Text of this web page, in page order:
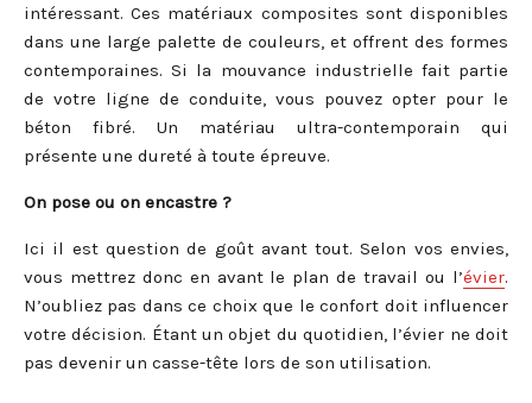
intéressant. Ces matériaux composites sont disponibles
dans une large palette de couleurs, et offrent des formes
contemporaines. Si la mouvance industrielle fait partie
de votre ligne de conduite, vous pouvez opter pour le
béton fibré. Un matériau ultra-contemporain qui
présente une dureté à toute épreuve.
On pose ou on encastre ?
Ici il est question de goût avant tout. Selon vos envies,
vous mettrez donc en avant le plan de travail ou l’évier.
N’oubliez pas dans ce choix que le confort doit influencer
votre décision. Étant un objet du quotidien, l’évier ne doit
pas devenir un casse-tête lors de son utilisation.